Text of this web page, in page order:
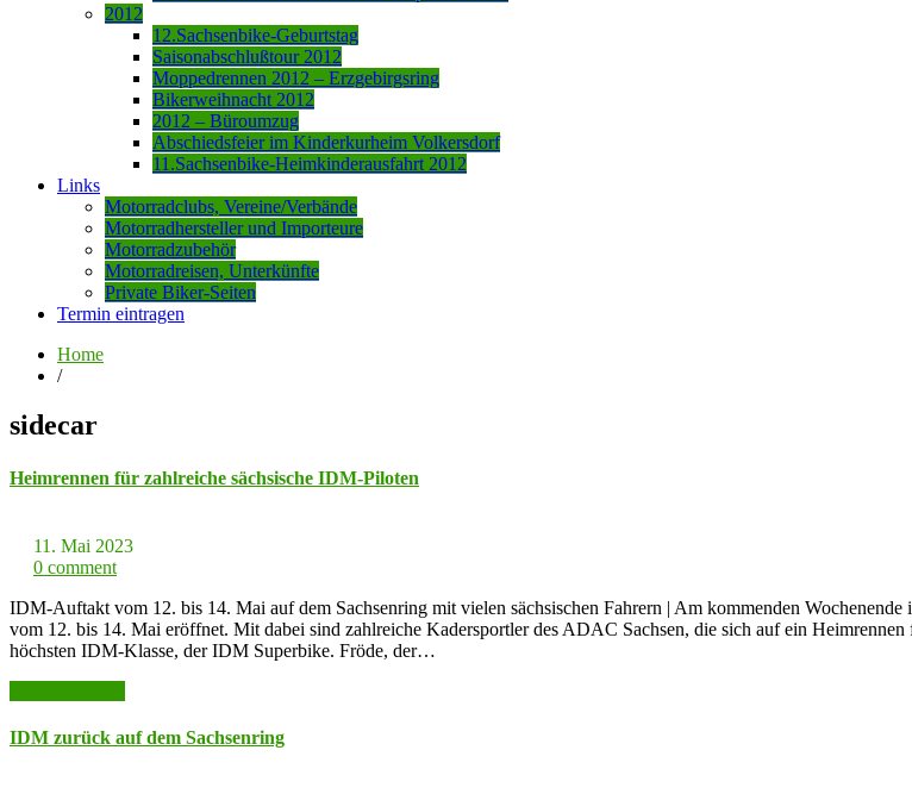
2012
12.Sachsenbike-Geburtstag
Saisonabschlußtour 2012
Moppedrennen 2012 – Erzgebirgsring
Bikerweihnacht 2012
2012 – Büroumzug
Abschiedsfeier im Kinderkurheim Volkersdorf
11.Sachsenbike-Heimkinderausfahrt 2012
Links
Motorradclubs, Vereine/Verbände
Motorradhersteller und Importeure
Motorradzubehör
Motorradreisen, Unterkünfte
Private Biker-Seiten
Termin eintragen
Home
/
sidecar
Heimrennen für zahlreiche sächsische IDM-Piloten
11. Mai 2023
0 comment
IDM-Auftakt vom 12. bis 14. Mai auf dem Sachsenring mit vielen sächsischen Fahrern | Am kommenden
vom 12. bis 14. Mai eröffnet. Mit dabei sind zahlreiche Kadersportler des ADAC Sachsen, die sich auf ein
höchsten IDM-Klasse, der IDM Superbike. Fröde, der…
IDM zurück auf dem Sachsenring